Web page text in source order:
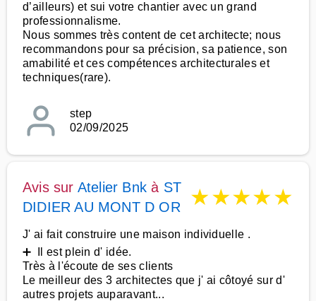
d’ailleurs) et sui votre chantier avec un grand
professionnalisme.
Nous sommes très content de cet architecte; nous
recommandons pour sa précision, sa patience, son
amabilité et ces compétences architecturales et
techniques(rare).
step
02/09/2025
Avis sur Atelier Bnk à ST
DIDIER AU MONT D OR
★★★★★
J' ai fait construire une maison individuelle .
➕ Il est plein d' idée.
Très à l'écoute de ses clients
Le meilleur des 3 architectes que j' ai côtoyé sur d'
autres projets auparavant...